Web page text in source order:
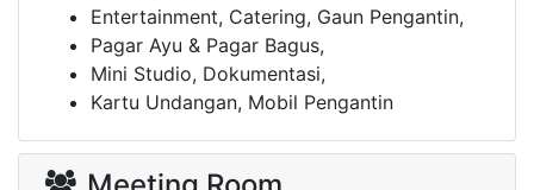
Gedung, Dekorasi (Fresh Flower),
Entertainment, Catering, Gaun Pengantin,
Pagar Ayu & Pagar Bagus,
Mini Studio, Dokumentasi,